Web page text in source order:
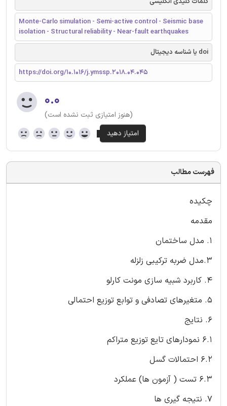
Monte-Carlo simulation - Semi-active control - Seismic base
isolation - Structural reliability - Near-fault earthquakes
doi یا شناسه دیجیتال
https://doi.org/10.1016/j.ymssp.2018.04.045
۰.۰
(هنوز امتیازی ثبت نشده است)
فهرست مطالب
چکیده
مقدمه
1. مدل ساختمان
3.مدل ضربه ترکیبی زلزله
4. کاربرد شبیه سازی مونت کارلو
5. متغیرهای تصادفی و توابع توزیع احتمالی
6. نتایج
6.1 نمودارهای تایع توزیع متراکم
6.2 احتمالات گسل
6.3 تست ( آزمون ها) عملکرد
7. نتیجه گیری ها